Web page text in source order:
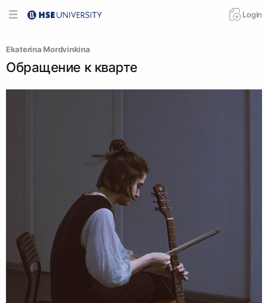
Login
Ekaterina Mordvinkina
Обращение к кварте